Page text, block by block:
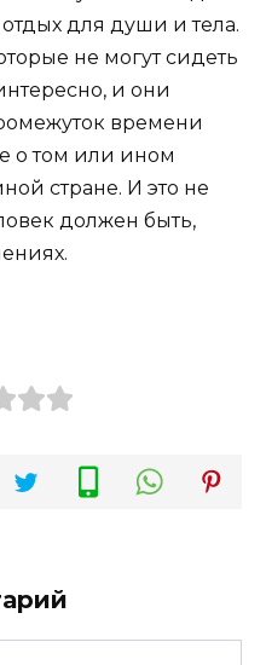
для души и тела.
не могут сидеть
и они
времени
о том или ином
стране. И это не
должен быть,